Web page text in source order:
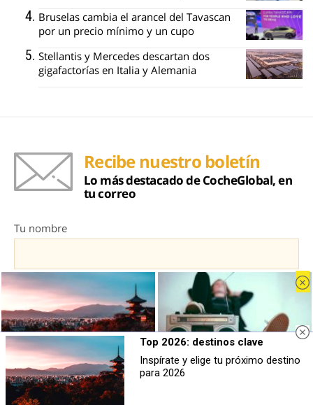
Bruselas cambia el arancel del Tavascan
por un precio mínimo y un cupo
Stellantis y Mercedes descartan dos
gigafactorías en Italia y Alemania
Recibe nuestro boletín
Lo más destacado de CocheGlobal, en
tu correo
Tu nombre
Tu correo electrónico
Top 2026: destinos clave
Inspírate y elige tu próximo destino
para 2026
Canciones que marcan
¿Por qué recuerdas canciones viejas
Top 2026: destinos clave
Inspírate y elige tu próximo destino
para 2026